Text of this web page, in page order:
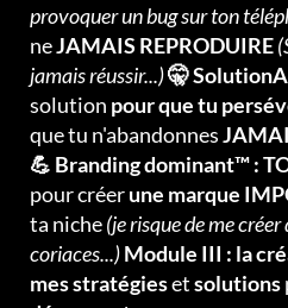
provoquer un bug sur ton
neJAMAIS REPRODUIRE
jamais réussir...)🤫
solution pour que tu
que tu n'abandonnes
💪 Branding dominant™ :
pour créerune marque
ta niche(je risque de me
coriaces...)Module III : la
mes stratégiesetsolutions